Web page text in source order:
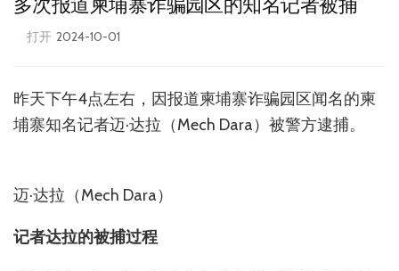
打开 2024-10-01
昨天下午4点左右，因报道柬埔寨诈骗园区闻名的柬
埔寨知名记者迈·达拉（Mech Dara）被警方逮捕。
迈·达拉（Mech Dara）
记者达拉的被捕过程